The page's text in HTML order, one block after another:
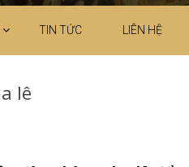
TIN TỨC LIÊN HỆ
lê